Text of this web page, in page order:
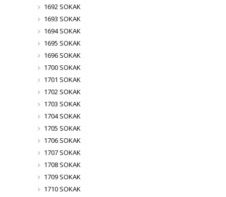
1692 SOKAK
1693 SOKAK
1694 SOKAK
1695 SOKAK
1696 SOKAK
1700 SOKAK
1701 SOKAK
1702 SOKAK
1703 SOKAK
1704 SOKAK
1705 SOKAK
1706 SOKAK
1707 SOKAK
1708 SOKAK
1709 SOKAK
1710 SOKAK